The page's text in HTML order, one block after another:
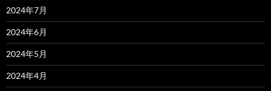
2024年7月
2024年6月
2024年5月
2024年4月